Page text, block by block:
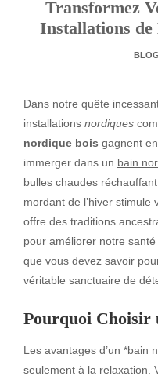
Transformez
Installations
BLOG
Dans notre quête
installations nordiques
nordique bois gagnent
immerger dans un bain
bulles chaudes
mordant de l’hiver stimule
offre des traditions
pour améliorer notre
que vous devez savoir
véritable sanctuaire de
Pourquoi Choisir
Les avantages d’un *bain
seulement à la relaxation.